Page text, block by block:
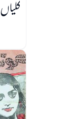
کلیاں